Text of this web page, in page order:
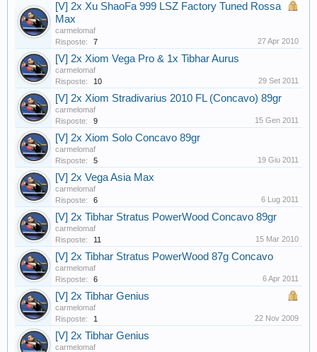
[V] 2x Xu ShaoFa 999 LSZ Factory Tuned Rossa
Max
carmelomaf
Risposte:
7 27 Apr 2010
[V] 2x Xiom Vega Pro & 1x Tibhar Aurus
carmelomaf
Risposte:
10 29 Set 2011
[V] 2x Xiom Stradivarius 2010 FL (Concavo) 89gr
carmelomaf
Risposte:
9 15 Gen 2011
[V] 2x Xiom Solo Concavo 89gr
carmelomaf
Risposte:
5 19 Giu 2011
[V] 2x Vega Asia Max
carmelomaf
Risposte:
6 6 Lug 2011
[V] 2x Tibhar Stratus PowerWood Concavo 89gr
carmelomaf
Risposte:
11 15 Mar 2010
[V] 2x Tibhar Stratus PowerWood 87g Concavo
carmelomaf
Risposte:
6 6 Apr 2011
[V] 2x Tibhar Genius
carmelomaf
Risposte:
1 22 Nov 2009
[V] 2x Tibhar Genius
carmelomaf